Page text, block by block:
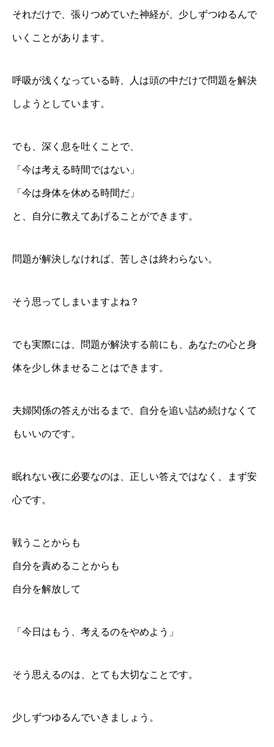
それだけで、張りつめていた神経が、少しずつゆるんで
いくことがあります。
呼吸が浅くなっている時、人は頭の中だけで問題を解決
しようとしています。
でも、深く息を吐くことで、
「今は考える時間ではない」
「今は身体を休める時間だ」
と、自分に教えてあげることができます。
問題が解決しなければ、苦しさは終わらない。
そう思ってしまいますよね？
でも実際には、問題が解決する前にも、あなたの心と身
体を少し休ませることはできます。
夫婦関係の答えが出るまで、自分を追い詰め続けなくて
もいいのです。
眠れない夜に必要なのは、正しい答えではなく、まず安
心です。
戦うことからも
自分を責めることからも
自分を解放して
「今日はもう、考えるのをやめよう」
そう思えるのは、とても大切なことです。
少しずつゆるんでいきましょう。